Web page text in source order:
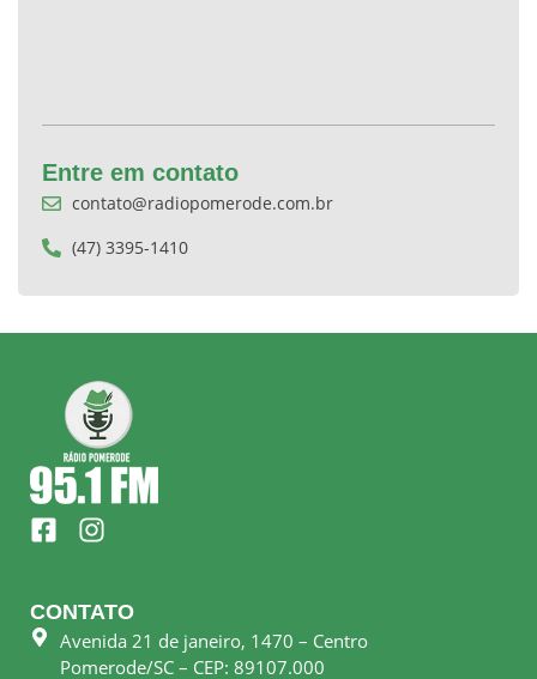
Entre em contato
contato@radiopomerode.com.br
(47) 3395-1410
F
a
e
b
o
I
n
t
a
g
CONTATO
Avenida 21 de janeiro, 1470 – Centro
Pomerode/SC – CEP: 89107.000